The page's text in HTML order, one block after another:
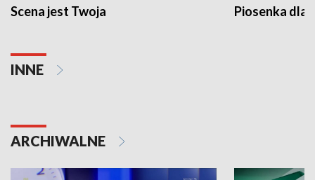
Scena jest Twoja Piosenka dla
INNE
ARCHIWALNE